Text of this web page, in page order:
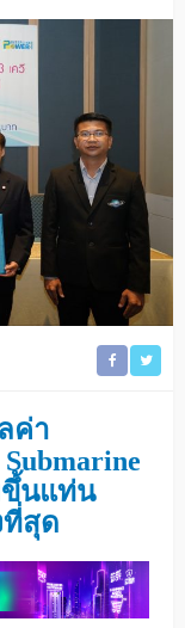
ค่า
ขึ้นแท่น
ที่สุด